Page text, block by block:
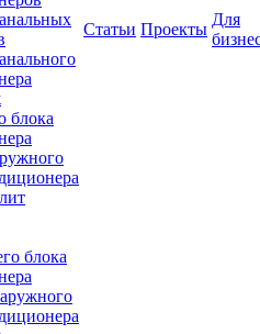
блока
блока
Статьи Проекты
Для